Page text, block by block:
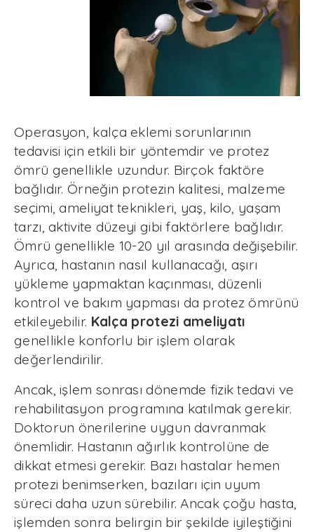
Operasyon, kalça eklemi sorunlarının
tedavisi için etkili bir yöntemdir ve protez
ömrü genellikle uzundur. Birçok faktöre
bağlıdır. Örneğin protezin kalitesi, malzeme
seçimi, ameliyat teknikleri, yaş, kilo, yaşam
tarzı, aktivite düzeyi gibi faktörlere bağlıdır.
Ömrü genellikle 10-20 yıl arasında değişebilir.
Ayrıca, hastanın nasıl kullanacağı, aşırı
yükleme yapmaktan kaçınması, düzenli
kontrol ve bakım yapması da protez ömrünü
etkileyebilir. Kalça protezi ameliyatı
genellikle konforlu bir işlem olarak
değerlendirilir.
Ancak, işlem sonrası dönemde fizik tedavi ve
rehabilitasyon programına katılmak gerekir.
Doktorun önerilerine uygun davranmak
önemlidir. Hastanın ağırlık kontrolüne de
dikkat etmesi gerekir. Bazı hastalar hemen
protezi benimserken, bazıları için uyum
süreci daha uzun sürebilir. Ancak çoğu hasta,
işlemden sonra belirgin bir şekilde iyileştiğini